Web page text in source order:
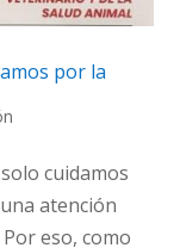
por la
cuidamos
atención
eso, como